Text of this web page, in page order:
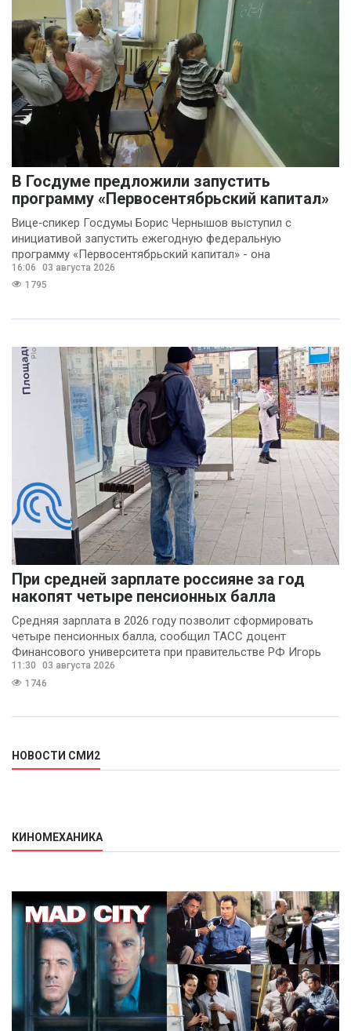
В Госдуме предложили запустить
программу «Первосентябрьский капитал»
Вице‑спикер Госдумы Борис Чернышов выступил с
инициативой запустить ежегодную федеральную
программу «Первосентябрьский капитал» - она
предполагает
16:06
03 августа 2026
1795
При средней зарплате россияне за год
накопят четыре пенсионных балла
Средняя зарплата в 2026 году позволит сформировать
четыре пенсионных балла, сообщил ТАСС доцент
Финансового университета при правительстве РФ Игорь
Балынин.
11:30
03 августа 2026
1746
НОВОСТИ СМИ2
КИНОМЕХАНИКА